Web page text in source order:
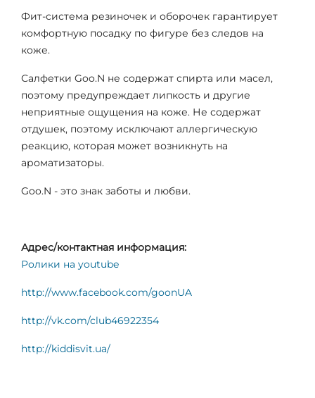
Фит-система резиночек и оборочек гарантирует
комфортную посадку по фигуре без следов на
коже.
Салфетки Goo.N не содержат спирта или масел,
поэтому предупреждает липкость и другие
неприятные ощущения на коже. Не содержат
отдушек, поэтому исключают аллергическую
реакцию, которая может возникнуть на
ароматизаторы.
Goo.N - это знак заботы и любви.
Адрес/контактная информация:
Ролики на youtube
http://www.facebook.com/goonUA
http://vk.com/club46922354
http://kiddisvit.ua/